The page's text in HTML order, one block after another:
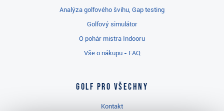
Analýza golfového švihu, Gap testing
Golfový simulátor
O pohár mistra Indooru
Vše o nákupu - FAQ
Golf pro všechny
Kontakt